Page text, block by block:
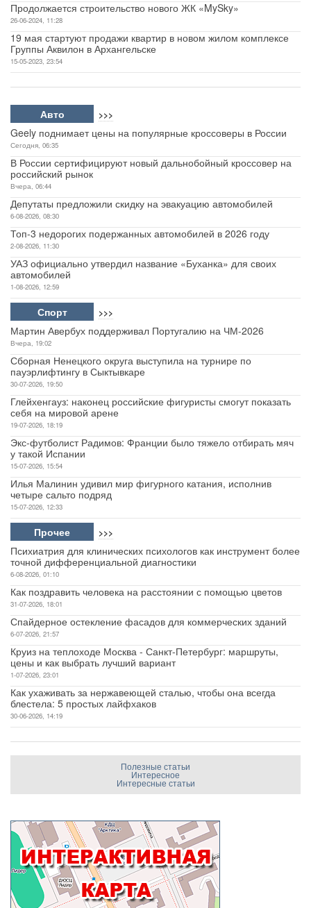
Продолжается строительство нового ЖК «MySky»
26-06-2024, 11:28
19 мая стартуют продажи квартир в новом жилом комплексе
Группы Аквилон в Архангельске
15-05-2023, 23:54
Авто >>>
Geely поднимает цены на популярные кроссоверы в России
Сегодня, 06:35
В России сертифицируют новый дальнобойный кроссовер на
российский рынок
Вчера, 06:44
Депутаты предложили скидку на эвакуацию автомобилей
6-08-2026, 08:30
Топ-3 недорогих подержанных автомобилей в 2026 году
2-08-2026, 11:30
УАЗ официально утвердил название «Буханка» для своих
автомобилей
1-08-2026, 12:59
Спорт >>>
Мартин Авербух поддерживал Португалию на ЧМ-2026
Вчера, 19:02
Сборная Ненецкого округа выступила на турнире по
пауэрлифтингу в Сыктывкаре
30-07-2026, 19:50
Глейхенгауз: наконец российские фигуристы смогут показать
себя на мировой арене
19-07-2026, 18:19
Экс-футболист Радимов: Франции было тяжело отбирать мяч
у такой Испании
15-07-2026, 15:54
Илья Малинин удивил мир фигурного катания, исполнив
четыре сальто подряд
15-07-2026, 12:33
Прочее >>>
Психиатрия для клинических психологов как инструмент более
точной дифференциальной диагностики
6-08-2026, 01:10
Как поздравить человека на расстоянии с помощью цветов
31-07-2026, 18:01
Спайдерное остекление фасадов для коммерческих зданий
6-07-2026, 21:57
Круиз на теплоходе Москва - Санкт-Петербург: маршруты,
цены и как выбрать лучший вариант
1-07-2026, 23:01
Как ухаживать за нержавеющей сталью, чтобы она всегда
блестела: 5 простых лайфхаков
30-06-2026, 14:19
Полезные статьи
Интересное
Интересные статьи